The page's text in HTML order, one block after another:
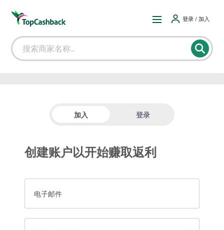
登录 / 加入
加入 登录
创建账户以开始赚取返利
电子邮件